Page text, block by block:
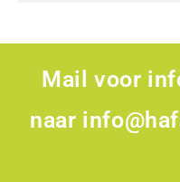
Mail voor
naar